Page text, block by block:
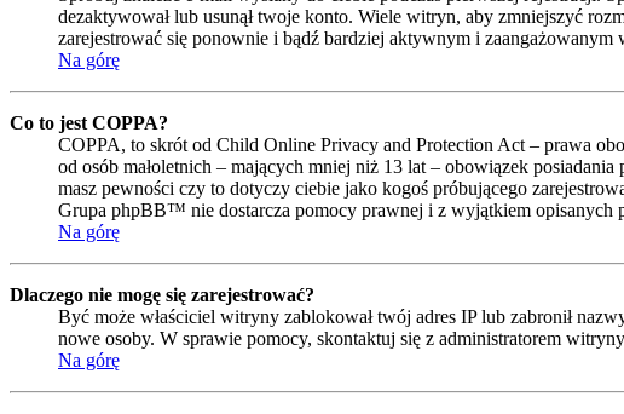
dezaktywował lub usunął twoje konto. Wiele witryn, aby zmniejszyć
zarejestrować się ponownie i bądź bardziej aktywnym i
Na górę
Co to jest COPPA?
COPPA, to skrót od Child Online Privacy and Protection Act – prawa
od osób małoletnich – mających mniej niż 13 lat – obowiązek
masz pewności czy to dotyczy ciebie jako kogoś próbującego
Grupa phpBB™ nie dostarcza pomocy prawnej i z wyjątkiem opisanych
Na górę
Dlaczego nie mogę się zarejestrować?
Być może właściciel witryny zablokował twój adres IP lub zabronił
nowe osoby. W sprawie pomocy, skontaktuj się z administratorem
Na górę